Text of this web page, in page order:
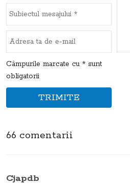
Câmpurile marcate cu * sunt
obligatorii
TRIMITE
66 comentarii
Cjapdb